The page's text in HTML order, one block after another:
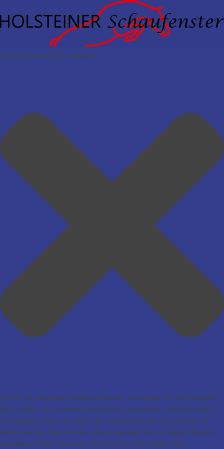
Cookie-Zustimmung verwalten
Um dir ein optimales Erlebnis zu bieten, verwenden wir Technologien
wie Cookies, um Geräteinformationen zu speichern und/oder darauf
zuzugreifen. Wenn du diesen Technologien zustimmst, können wir
Daten wie das Surfverhalten oder eindeutige IDs auf dieser Website
verarbeiten. Wenn du deine Zustimmung nicht erteilst oder